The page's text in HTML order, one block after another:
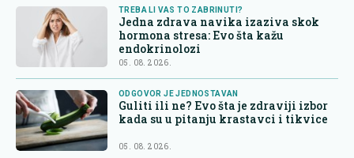
TREBA LI VAS TO ZABRINUTI?
Jedna zdrava navika izaziva skok
hormona stresa: Evo šta kažu
endokrinolozi
05. 08. 2026.
ODGOVOR JE JEDNOSTAVAN
Guliti ili ne? Evo šta je zdraviji izbor
kada su u pitanju krastavci i tikvice
05. 08. 2026.